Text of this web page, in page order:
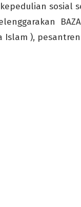
sosial
Islam ),